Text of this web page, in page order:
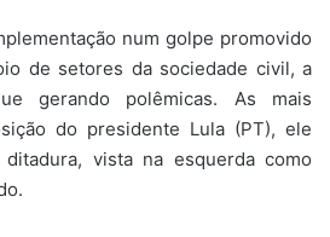
num golpe promovido
de setores da sociedade civil, a
gerando polêmicas. As mais
do presidente Lula (PT), ele
vista na esquerda como